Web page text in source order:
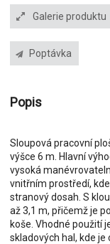
Galerie produktu
Poptávka
Popis
Sloupová pracovní
výšce 6 m. Hlavní
vysoká
vnitřním prostředí,
stranový dosah. S
až 3,1 m, přičemž je
koše. Vhodné použití
skladových hal, kde